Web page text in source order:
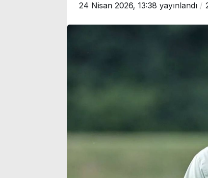
24 Nisan 2026, 13:38 yayınlandı
Ceylan duyurdu:
Parti’nin bağış